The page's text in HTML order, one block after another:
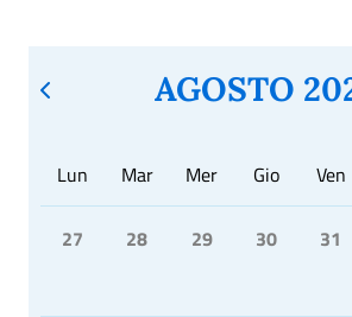
AGOSTO
Lun Mar Mer Gio Ven
27 28 29 30 31